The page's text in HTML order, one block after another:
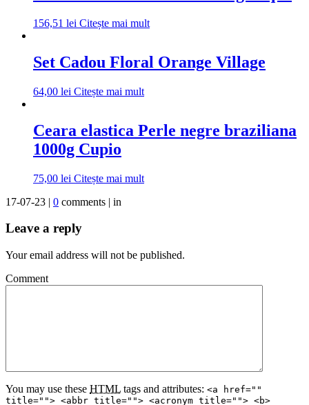
156,51 lei Citește mai mult
Set Cadou Floral Orange Village
64,00 lei Citește mai mult
Ceara elastica Perle negre braziliana
1000g Cupio
75,00 lei Citește mai mult
17-07-23 | 0 comments | in
Leave a reply
Your email address will not be published.
Comment
You may use these HTML tags and attributes: <a href=""
title=""> <abbr title=""> <acronym title=""> <b>